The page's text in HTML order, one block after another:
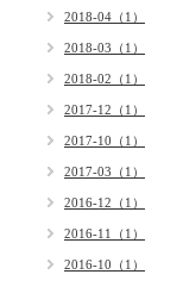
2018-04（1）
2018-03（1）
2018-02（1）
2017-12（1）
2017-10（1）
2017-03（1）
2016-12（1）
2016-11（1）
2016-10（1）